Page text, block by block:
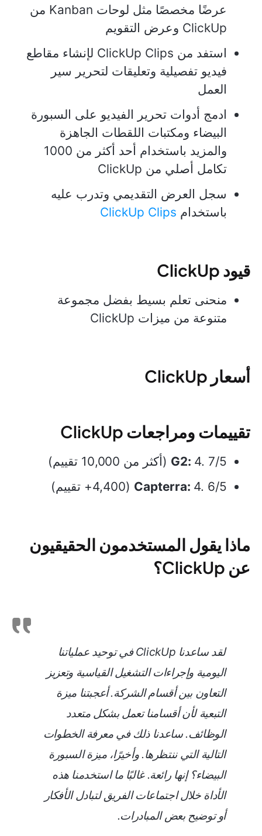
عرضًا مخصصًا مثل لوحات Kanban من
ClickUp وعرض التقويم
استفد من ClickUp Clips لإنشاء مقاطع
فيديو تفصيلية وتعليقات لتحرير سير
العمل
ادمج أدوات تحرير الفيديو على السبورة
البيضاء ومكتبات اللقطات الجاهزة
والمزيد باستخدام أحد أكثر من 1000
تكامل أصلي من ClickUp
سجل العرض التقديمي وتدرب عليه
باستخدام ClickUp Clips
قيود ClickUp
منحنى تعلم بسيط بفضل مجموعة
متنوعة من ميزات ClickUp
أسعار ClickUp
تقييمات ومراجعات ClickUp
G2: 4. 7/5 (أكثر من 10,000 تقييم)
Capterra: 4. 6/5 (4,400+ تقييم)
ماذا يقول المستخدمون الحقيقيون
عن ClickUp؟
لقد ساعدنا ClickUp في توحيد عملياتنا
اليومية وإجراءات التشغيل القياسية وتعزيز
التعاون بين أقسام الشركة. أعجبتنا ميزة
التبعية لأن أقسامنا تعمل بشكل متعدد
الوظائف. ساعدنا ذلك في معرفة الخطوات
التالية التي ننتظرها. وأخيرًا، ميزة السبورة
البيضاء؟ إنها رائعة. غالبًا ما استخدمنا هذه
الأداة خلال اجتماعات الفريق لتبادل الأفكار
أو توضيح بعض المبادرات.